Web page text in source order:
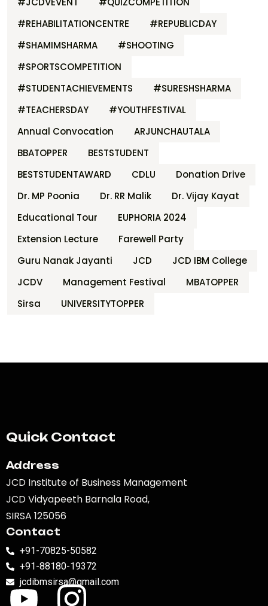
#REHABILITATIONCENTRE
#REPUBLICDAY
#SHAMIMSHARMA
#SHOOTING
#SPORTSCOMPETITION
#STUDENTACHIEVEMENTS
#SURESHSHARMA
#TEACHERSDAY
#YOUTHFESTIVAL
Annual Convocation
ARJUNCHAUTALA
BBATOPPER
BESTSTUDENT
BESTSTUDENTAWARD
CDLU
Donation Drive
Dr. MP Poonia
Dr. RR Malik
Dr. Vijay Kayat
Educational Tour
EUPHORIA 2024
Extension Lecture
Farewell Party
Guru Nanak Jayanti
JCD
JCD IBM College
JCDV
Management Festival
MBATOPPER
Sirsa
UNIVERSITYTOPPER
Quick Contact
Address
JCD Institute of Business Management
JCD Vidyapeeth Barnala Road,
SIRSA 125056
Contact
+91-70825-50582
+91-88180-19372
jcdibmsirsa@gmail.com